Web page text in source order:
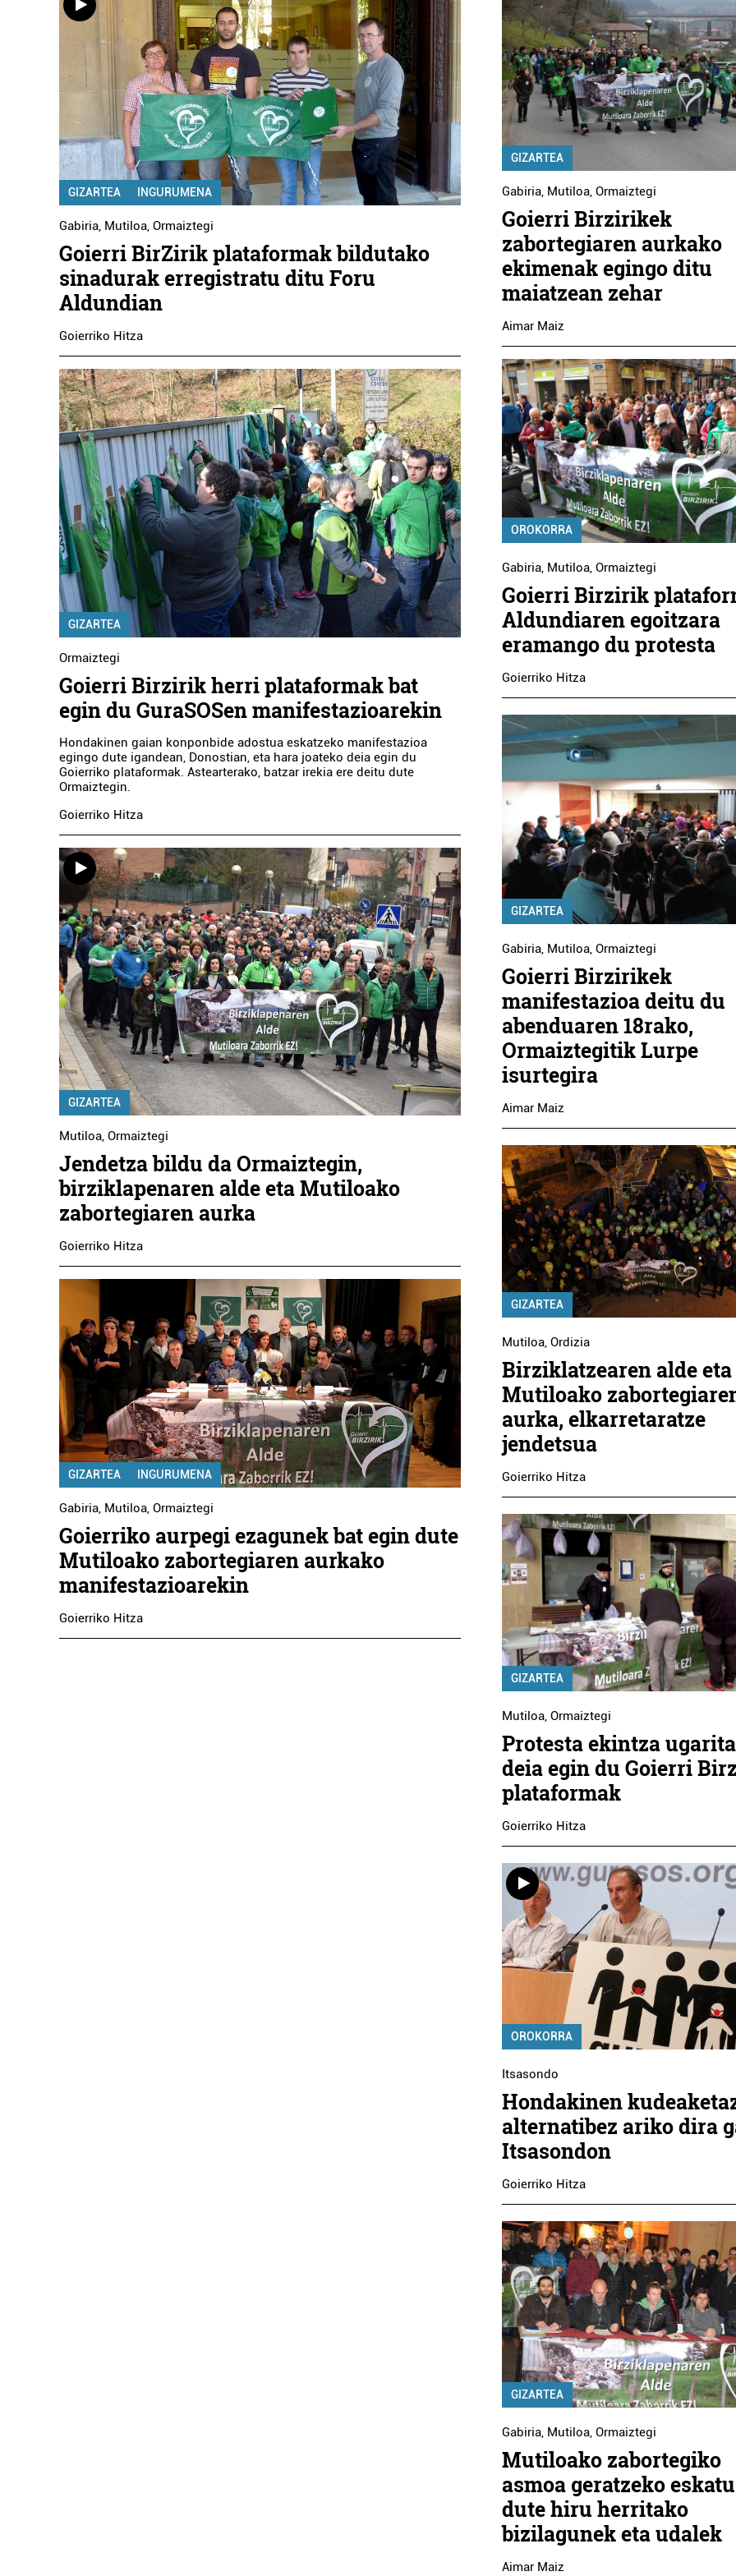
GIZARTEA INGURUMENA
Gabiria Mutiloa Ormaiztegi
Goierri BirZirik plataformak bildutako
sinadurak erregistratu ditu Foru
Aldundian
Goierriko Hitza
GIZARTEA
Ormaiztegi
Goierri Birzirik herri plataformak bat
egin du GuraSOSen manifestazioarekin
Hondakinen gaian konponbide adostua eskatzeko manifestazioa
egingo dute igandean, Donostian, eta hara joateko deia egin du
Goierriko plataformak. Astearterako, batzar irekia ere deitu dute
Ormaiztegin.
Goierriko Hitza
GIZARTEA
Mutiloa, Ormaiztegi
Jendetza bildu da Ormaiztegin,
birziklapenaren alde eta Mutiloako
zabortegiaren aurka
Goierriko Hitza
GIZARTEA INGURUMENA
Gabiria Mutiloa Ormaiztegi
Goierriko aurpegi ezagunek bat egin dute
Mutiloako zabortegiaren aurkako
manifestazioarekin
Goierriko Hitza
GIZARTEA
Gabiria, Mutiloa,Ormaiztegi
Goierri Birzirikek
zabortegiaren aurkako
ekimenak egingo ditu
maiatzean zehar
Aimar Maiz
OROKORRA
Gabiria, Mutiloa,Ormaiztegi
Goierri Birzirik
Aldundiaren egoitzara
eramango du protesta
Goierriko Hitza
GIZARTEA
Gabiria, Mutiloa,Ormaiztegi
Goierri Birzirikek
manifestazioa deitu du
abenduaren 18rako,
Ormaiztegitik Lurpe
isurtegira
Aimar Maiz
GIZARTEA
Mutiloa,Ordizia
Birziklatzearen alde eta
Mutiloako
aurka, elkarretaratze
jendetsua
Goierriko Hitza
GIZARTEA
Mutiloa,Ormaiztegi
Protesta ekintza
deia egin du Goierri
plataformak
Goierriko Hitza
OROKORRA
Itsasondo
Hondakinen
alternatibez ariko dira
Itsasondon
Goierriko Hitza
GIZARTEA
Gabiria, Mutiloa,Ormaiztegi
Mutiloako zabortegiko
asmoa geratzeko eskatu
dute hiru herritako
bizilagunek eta udalek
Aimar Maiz